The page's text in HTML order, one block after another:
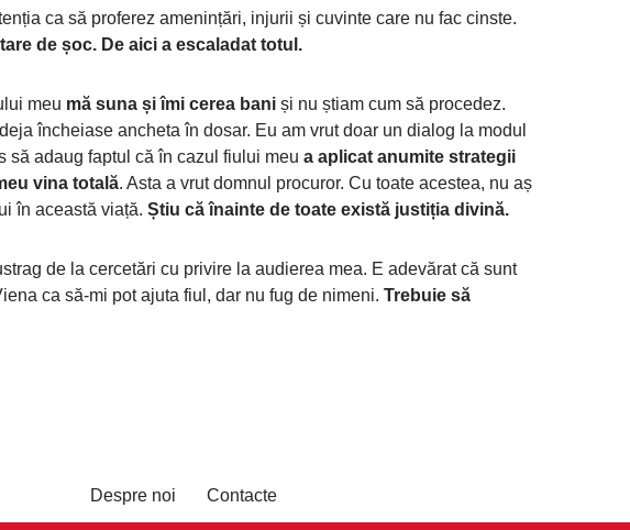
ca să proferez amenințări, injurii și cuvinte care nu fac cinste.
de șoc. De aici a escaladat totul.
meu mă suna și îmi cerea bani și nu știam cum să procedez.
încheiase ancheta în dosar. Eu am vrut doar un dialog la modul
să adaug faptul că în cazul fiului meu a aplicat anumite strategii
vina totală. Asta a vrut domnul procuror. Cu toate acestea, nu aș
în această viață. Știu că înainte de toate există justiția divină.
de la cercetări cu privire la audierea mea. E adevărat că sunt
ca să-mi pot ajuta fiul, dar nu fug de nimeni. Trebuie să
Despre noi Contacte